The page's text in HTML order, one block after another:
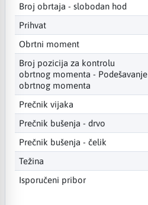
Broj obrtaja - slobodan hod
Prihvat
Obrtni moment
Broj pozicija za kontrolu
obrtnog momenta - Podešavanje
obrtnog momenta
Prečnik vijaka
Prečnik bušenja - drvo
Prečnik bušenja - čelik
Težina
Isporučeni pribor